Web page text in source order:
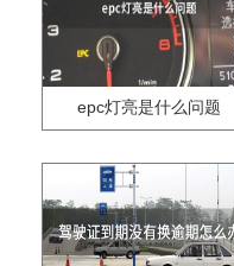
epc灯亮是什么问题